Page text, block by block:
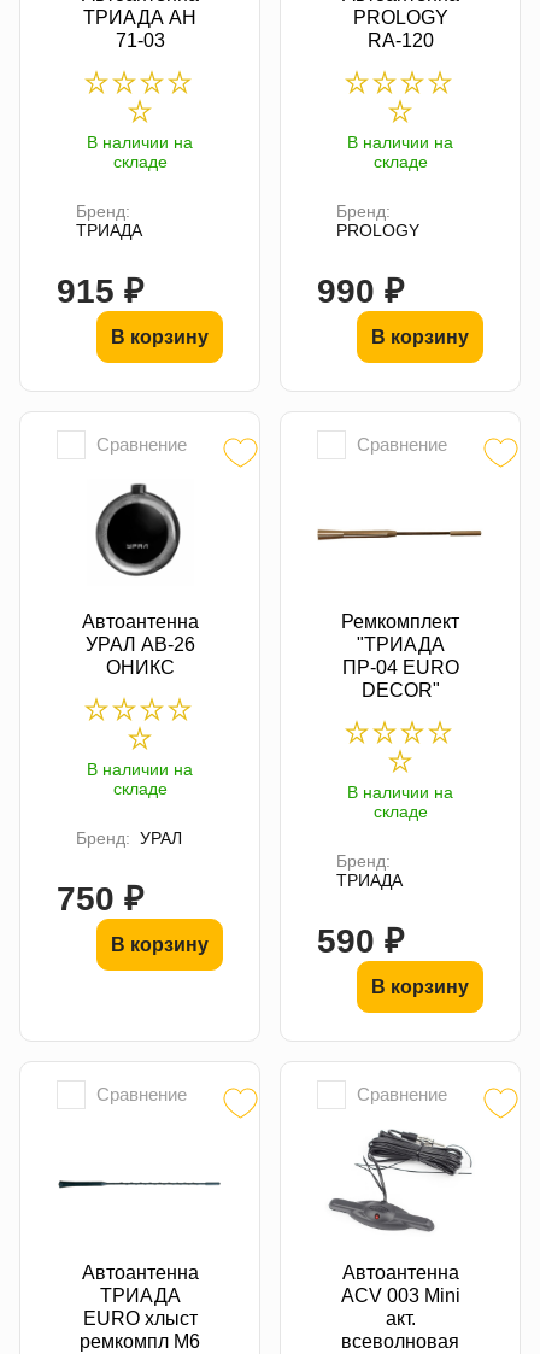
ТРИАДА АН
71-03
В наличии на
складе
Бренд:
ТРИАДА
915 ₽
В корзину
PROLOGY
RA-120
В наличии на
складе
Бренд:
PROLOGY
990 ₽
В корзину
Сравнение
Автоантенна
УРАЛ АВ-26
ОНИКС
В наличии на
складе
Бренд: УРАЛ
750 ₽
В корзину
Сравнение
Ремкомплект
"ТРИАДА
ПР-04 EURO
DECOR"
В наличии на
складе
Бренд:
ТРИАДА
590 ₽
В корзину
Сравнение
Автоантенна
ТРИАДА
EURO хлыст
ремкомпл М6
Сравнение
Автоантенна
ACV 003 Mini
акт.
всеволновая